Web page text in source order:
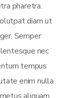
pharetra.
diam ut
Semper
nec
tempus
enim nulla